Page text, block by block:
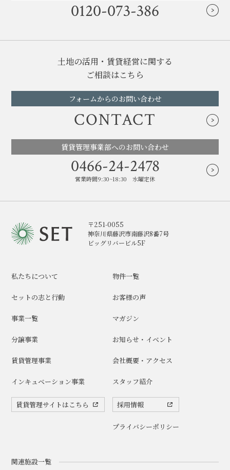
0120-073-386
土地の活用・賃貸経営に関する
ご相談はこちら
フォームからのお問い合わせ
CONTACT
賃貸管理事業部へのお問い合わせ
0466-24-2478
営業時間9:30~18:30 水曜定休
〒251-0055
神奈川県藤沢市南藤沢8番7号
ビッグリバービル5F
私たちについて
セットの志と行動
事業一覧
分譲事業
賃貸管理事業
インキュベーション事業
賃貸管理サイトはこちら
物件一覧
お客様の声
マガジン
お知らせ・イベント
会社概要・アクセス
スタッフ紹介
採用情報
プライバシーポリシー
関連施設一覧